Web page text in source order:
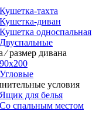
Кушетка-тахта
Кушетка-диван
Кушетка односпальная
Двуспальные
размер дивана
90х200
Угловые
условия
Ящик для белья
Со спальным местом